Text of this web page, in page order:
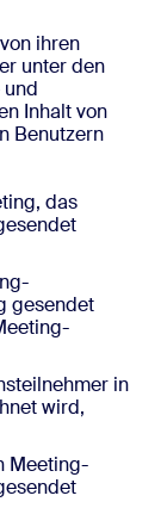
ihren
unter den
Inhalt von
Benutzern
das
gesendet
in
wird,
Meeting-